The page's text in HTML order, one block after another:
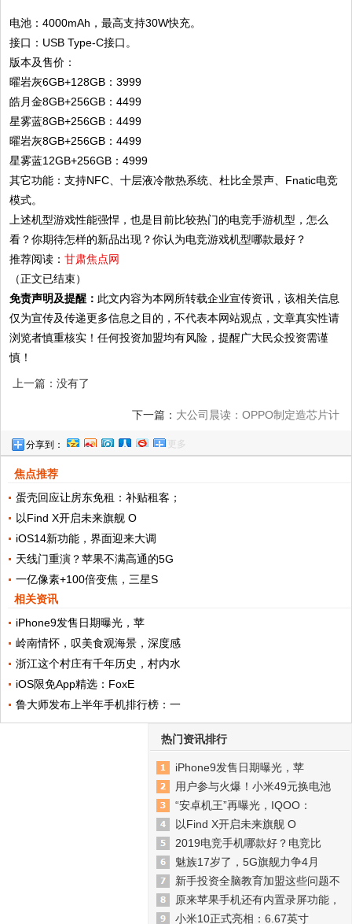
电池：4000mAh，最高支持30W快充。
接口：USB Type-C接口。
版本及售价：
曜岩灰6GB+128GB：3999
皓月金8GB+256GB：4499
星雾蓝8GB+256GB：4499
曜岩灰8GB+256GB：4499
星雾蓝12GB+256GB：4999
其它功能：支持NFC、十层液冷散热系统、杜比全景声、Fnatic电竞
模式。
上述机型游戏性能强悍，也是目前比较热门的电竞手游机型，怎么
看？你期待怎样的新品出现？你认为电竞游戏机型哪款最好？
推荐阅读：甘肃焦点网
（正文已结束）
免责声明及提醒： 此文内容为本网所转载企业宣传资讯，该相关信息
仅为宣传及传递更多信息之目的，不代表本网站观点，文章真实性请
浏览者慎重核实！任何投资加盟均有风险，提醒广大民众投资需谨
慎！
上一篇：没有了
下一篇： 大公司晨读：OPPO制定造芯片计
划；华为HMS移动服务将在欧洲亮相
分享到： 更多
焦点推荐
蛋壳回应让房东免租：补贴租客；
以Find X开启未来旗舰 O
iOS14新功能，界面迎来大调
天线门重演？苹果不满高通的5G
一亿像素+100倍变焦，三星S
相关资讯
iPhone9发售日期曝光，苹
岭南情怀，叹美食观海景，深度感
浙江这个村庄有千年历史，村内水
iOS限免App精选：FoxE
鲁大师发布上半年手机排行榜：一
热门资讯排行
iPhone9发售日期曝光，苹
用户参与火爆！小米49元换电池
“安卓机王”再曝光，IQOO：
以Find X开启未来旗舰 O
2019电竞手机哪款好？电竞比
魅族17岁了，5G旗舰力争4月
新手投资全脑教育加盟这些问题不
原来苹果手机还有内置录屏功能，
小米10正式亮相：6.67英寸